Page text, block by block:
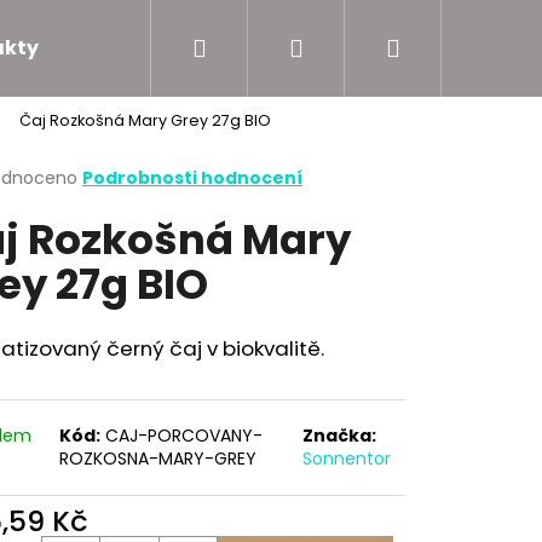
Podporujeme Přihlášení
Čaj Rozkošná Mary Grey 27g BIO
Podrobnosti hodnocení
Rozkošná Mary
27g BIO
černý čaj v biokvalitě.
Kód: CAJ-PORCOVANY-
ROZKOSNA-MARY-GREY
Značka:
Sonnentor
Kč